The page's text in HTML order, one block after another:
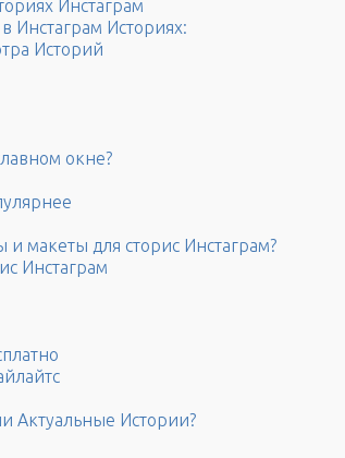
Инстаграм
Инстаграм Историях:
Историй
окне?
макеты для сторис Инстаграм?
Инстаграм
Актуальные Истории?